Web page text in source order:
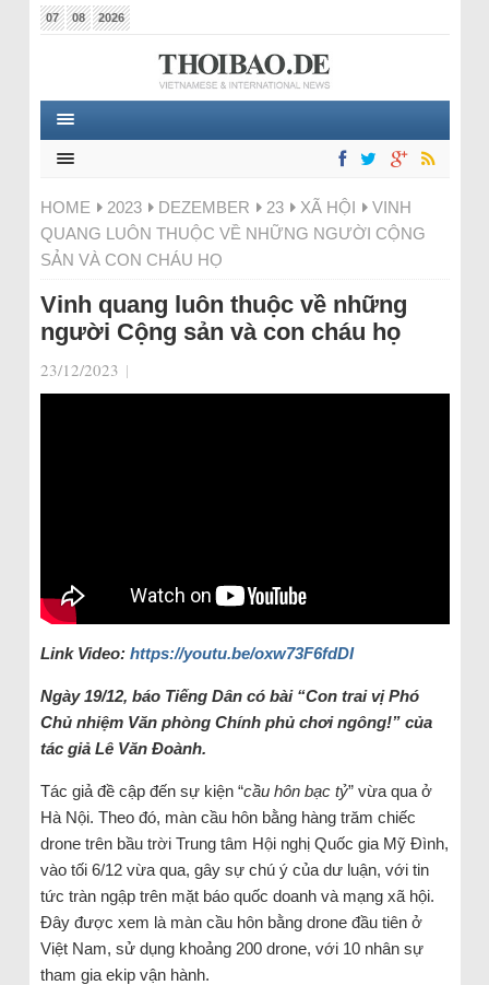
07 08 2026
HOME 2023 DEZEMBER 23 XÃ HỘI
VINH
QUANG LUÔN THUỘC VỀ NHỮNG NGƯỜI CỘNG
SẢN VÀ CON CHÁU HỌ
Vinh quang luôn thuộc về những
người Cộng sản và con cháu họ
23/12/2023 |
Link Video: https://youtu.be/oxw73F6fdDI
Ngày 19/12, báo Tiếng Dân có bài “Con trai vị Phó
Chủ nhiệm Văn phòng Chính phủ chơi ngông!” của
tác giả Lê Văn Đoành.
Tác giả đề cập đến sự kiện “cầu hôn bạc tỷ” vừa qua ở
Hà Nội. Theo đó, màn cầu hôn bằng hàng trăm chiếc
drone trên bầu trời Trung tâm Hội nghị Quốc gia Mỹ Đình,
vào tối 6/12 vừa qua, gây sự chú ý của dư luận, với tin
tức tràn ngập trên mặt báo quốc doanh và mạng xã hội.
Đây được xem là màn cầu hôn bằng drone đầu tiên ở
Việt Nam, sử dụng khoảng 200 drone, với 10 nhân sự
tham gia ekip vận hành.